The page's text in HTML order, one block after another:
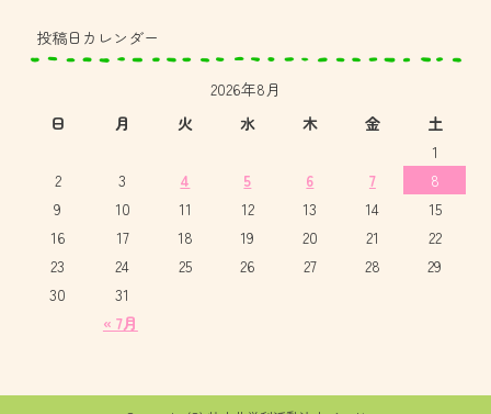
投稿日カレンダー
2026年8月
日
月 火 水 木 金 土
« 7月
1
2
3 4 5 6 7
8
9
10 11 12 13 14
15
16
17 18 19 20 21
22
23
24 25 26 27 28
29
30
31